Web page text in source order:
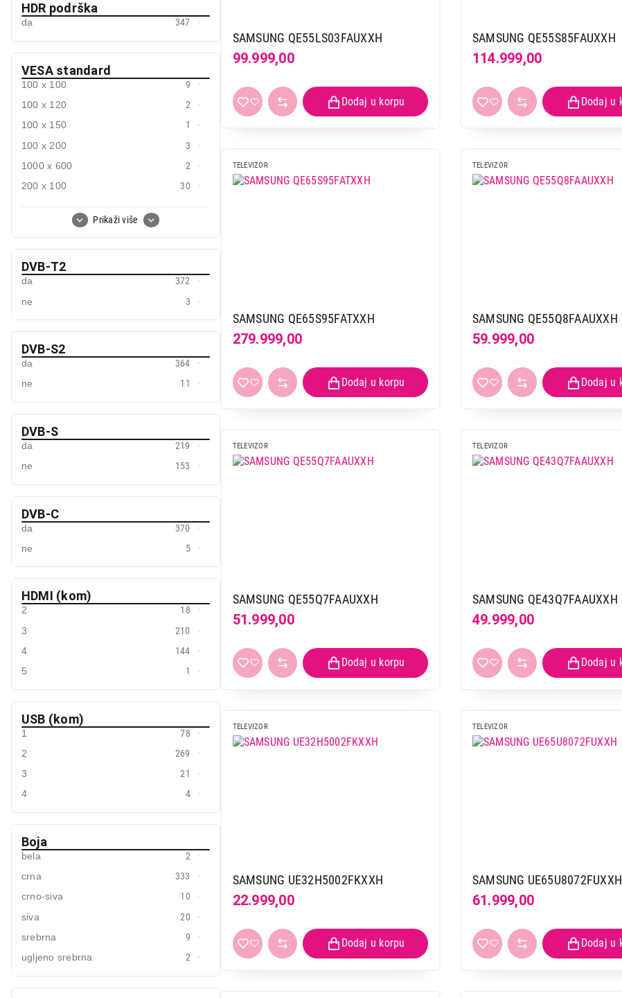
HDR podrška
da 347
VESA standard
Prikaži više
100 x 100
9
100 x 120
2
100 x 150
1
100 x 200
3
1000 x 600
2
200 x 100
30
200 x 140
1
200 x 200
79
200 x 300
200 x 400
7
300 x 200
48
300 x 400
400 x 200
9
400 x 300
37
400 x 400
500 x 400
2
600 x 300
3
600 x 500
75 x 75
1
800 x 400
3
DVB-T2
da
372
ne
3
DVB-S2
da
364
ne
11
DVB-S
da
219
ne
153
DVB-C
da
370
ne
5
HDMI (kom)
2
18
3
210
4
144
5
1
USB (kom)
1
78
2
269
3
21
4
4
Boja
bela
2
crna
333
crno-siva
10
siva
20
srebrna
9
ugljeno srebrna
2
SAMSUNG QE55LS03FAUXXH
99.999,00
SAMSUNG QE55S85FAUXXH
114.999,00
TELEVIZOR
SAMSUNG QE65S95FATXXH
279.999,00
TELEVIZOR
SAMSUNG QE55Q8FAAUXXH
59.999,00
TELEVIZOR
SAMSUNG QE55Q7FAAUXXH
51.999,00
TELEVIZOR
SAMSUNG QE43Q7FAAUXXH
49.999,00
TELEVIZOR
SAMSUNG UE32H5002FKXXH
22.999,00
TELEVIZOR
SAMSUNG UE65U8072FUXXH
61.999,00
899.999,00
SAMSUNG QE85QN900CTXXH
Proizvod je dodat u korpu.